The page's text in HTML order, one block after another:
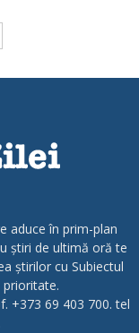
aduce în prim-plan
știri de ultimă oră te
știrilor cu Subiectul
+373 69 403 700. tel